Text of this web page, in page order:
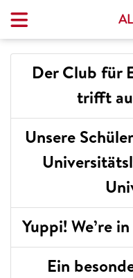
Der Club für
trifft
Unsere
Yuppi! We’re
Ein